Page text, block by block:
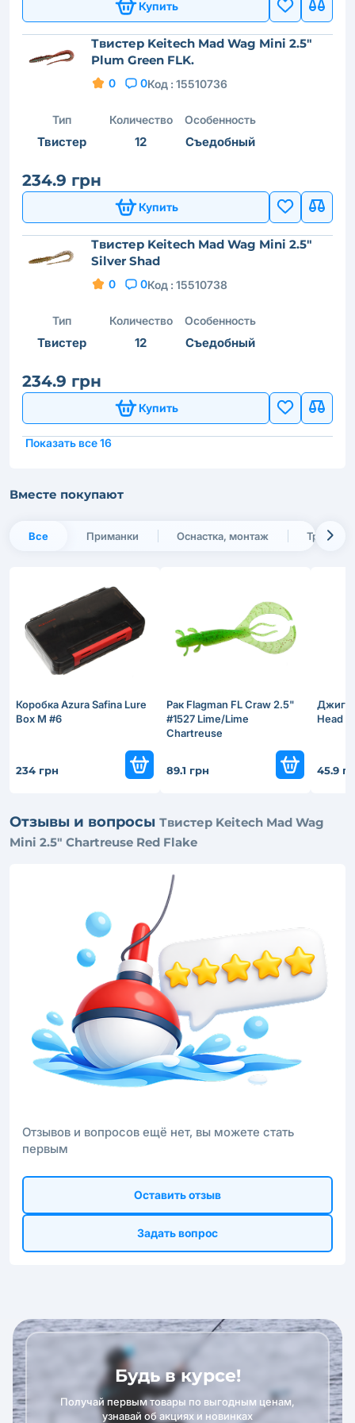
Купить
Твистер Keitech Mad Wag Mini 2.5"
Plum Green FLK.
0 0Код : 15510736
Тип
Твистер
Количество
12
Особенность
Съедобный
234.9 грн
Купить
Твистер Keitech Mad Wag Mini 2.5"
Silver Shad
0 0Код : 15510738
Тип
Твистер
Количество
12
Особенность
Съедобный
234.9 грн
Купить
Показать все 16
Вместе покупают
Все Приманки Оснастка, монтаж
Коробка Azura Safina Lure
Box M #6
234 грн
Рак Flagman FL Craw 2.5"
#1527 Lime/Lime
Chartreuse
89.1 грн
Джиг-
Head
45.9
Отзывы и вопросы Твистер Keitech Mad Wag
Mini 2.5" Chartreuse Red Flake
Отзывов и вопросов ещё нет, вы можете стать
первым
Оставить отзыв
Задать вопрос
Будь в курсе!
Получай первым товары по выгодным ценам,
узнавай об акциях и новинках